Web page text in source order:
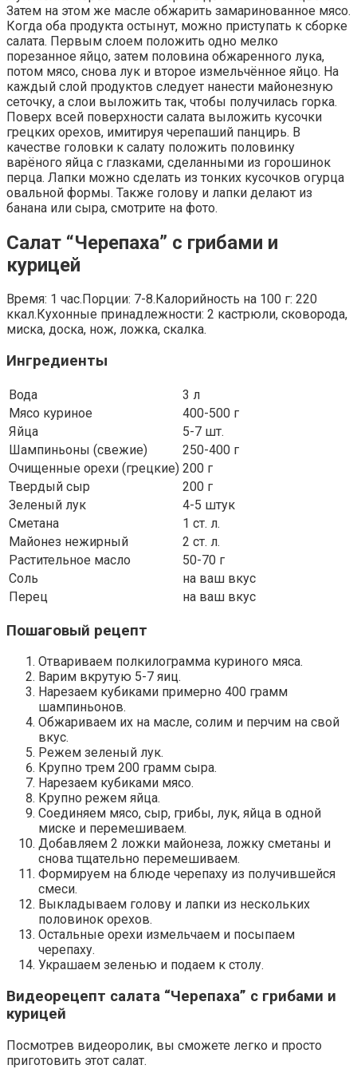
Затем на этом же масле обжарить замаринованное мясо.
Когда оба продукта остынут, можно приступать к сборке
салата. Первым слоем положить одно мелко
порезанное яйцо, затем половина обжаренного лука,
потом мясо, снова лук и второе измельчённое яйцо. На
каждый слой продуктов следует нанести майонезную
сеточку, а слои выложить так, чтобы получилась горка.
Поверх всей поверхности салата выложить кусочки
грецких орехов, имитируя черепаший панцирь. В
качестве головки к салату положить половинку
варёного яйца с глазками, сделанными из горошинок
перца. Лапки можно сделать из тонких кусочков огурца
овальной формы. Также голову и лапки делают из
банана или сыра, смотрите на фото.
Салат “Черепаха” с грибами и
курицей
Время: 1 час.Порции: 7-8.Калорийность на 100 г: 220
ккал.Кухонные принадлежности: 2 кастрюли, сковорода,
миска, доска, нож, ложка, скалка.
Ингредиенты
Вода
3 л
Мясо куриное
400-500 г
Яйца
5-7 шт.
Шампиньоны (свежие)
250-400 г
Очищенные орехи (грецкие) 200 г
Твердый сыр
200 г
Зеленый лук
4-5 штук
Сметана
1 ст. л.
Майонез нежирный
2 ст. л.
Растительное масло
50-70 г
Соль
на ваш вкус
Перец
на ваш вкус
Пошаговый рецепт
Отвариваем полкилограмма куриного мяса.
Варим вкрутую 5-7 яиц.
Нарезаем кубиками примерно 400 грамм
шампиньонов.
Обжариваем их на масле, солим и перчим на свой
вкус.
Режем зеленый лук.
Крупно трем 200 грамм сыра.
Нарезаем кубиками мясо.
Крупно режем яйца.
Соединяем мясо, сыр, грибы, лук, яйца в одной
миске и перемешиваем.
Добавляем 2 ложки майонеза, ложку сметаны и
снова тщательно перемешиваем.
Формируем на блюде черепаху из получившейся
смеси.
Выкладываем голову и лапки из нескольких
половинок орехов.
Остальные орехи измельчаем и посыпаем
черепаху.
Украшаем зеленью и подаем к столу.
Видеорецепт салата “Черепаха” с грибами и
курицей
Посмотрев видеоролик, вы сможете легко и просто
приготовить этот салат.